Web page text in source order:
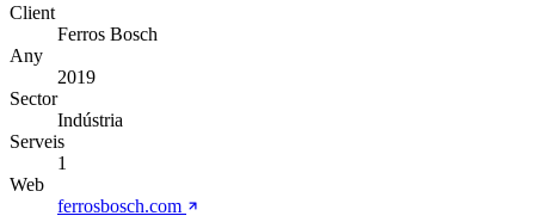
Client
Ferros Bosch
Any
2019
Sector
Indústria
Serveis
1
Web
ferrosbosch.com